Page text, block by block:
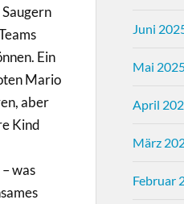
Ein
Mario
aber
Kind
was
Juni
Mai
April
März
Februar